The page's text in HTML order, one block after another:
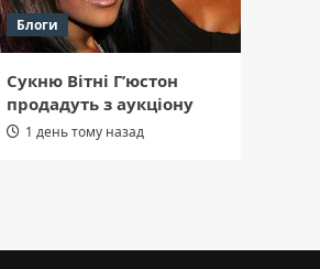
Блоги
Сукню Вітні Г’юстон
продадуть з аукціону
1 день тому назад